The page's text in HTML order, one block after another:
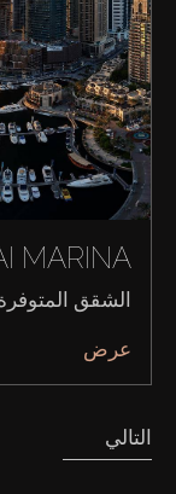
MARINA
الشقق المتوفرة:
عرض
التالي